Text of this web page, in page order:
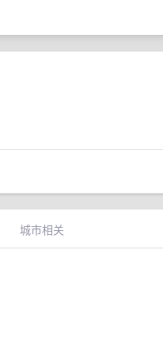
城市相关